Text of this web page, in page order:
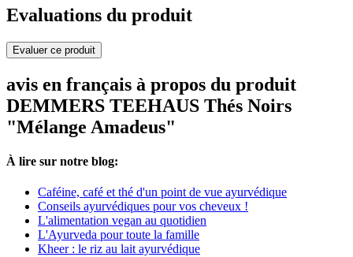
Evaluations du produit
Evaluer ce produit
avis en français à propos du produit
DEMMERS TEEHAUS Thés Noirs
"Mélange Amadeus"
À lire sur notre blog:
Caféine, café et thé d'un point de vue ayurvédique
Conseils ayurvédiques pour vos cheveux !
L'alimentation vegan au quotidien
L'Ayurveda pour toute la famille
Kheer : le riz au lait ayurvédique